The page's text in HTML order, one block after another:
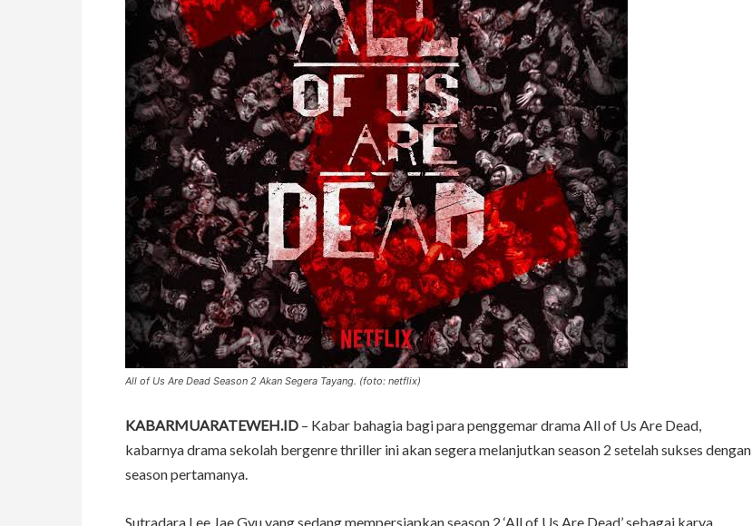
All of Us Are Dead Season 2 Akan Segera Tayang. (foto: netflix)
KABARMUARATEWEH.ID – Kabar bahagia bagi para penggemar drama All of Us Are Dead,
kabarnya drama sekolah bergenre thriller ini akan segera melanjutkan season 2 setelah sukses dengan
season pertamanya.
Sutradara Lee Jae Gyu yang sedang mempersiapkan season 2 ‘All of Us Are Dead’ sebagai karya